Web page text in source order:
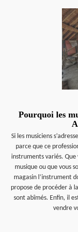
Pourquoi les
Si les musiciens
parce que ce
instruments variés. Que
musique ou que vous
magasin l’instrument
propose de procéder à
sont abîmés. Enfin, il
vendre